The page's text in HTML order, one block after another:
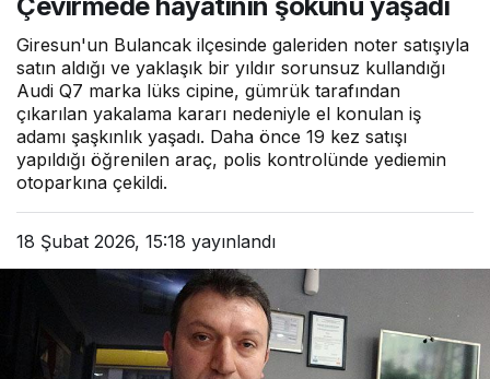
Giresun'un Bulancak ilçesinde galeriden noter satışıyla
satın aldığı ve yaklaşık bir yıldır sorunsuz kullandığı
Audi Q7 marka lüks cipine, gümrük tarafından
çıkarılan yakalama kararı nedeniyle el konulan iş
adamı şaşkınlık yaşadı. Daha önce 19 kez satışı
yapıldığı öğrenilen araç, polis kontrolünde yediemin
otoparkına çekildi.
18 Şubat 2026, 15:18 yayınlandı